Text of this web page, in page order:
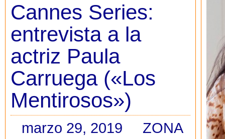
Cannes Series:
entrevista a la
actriz Paula
Carruega («Los
Mentirosos»)
marzo 29, 2019
ZONA